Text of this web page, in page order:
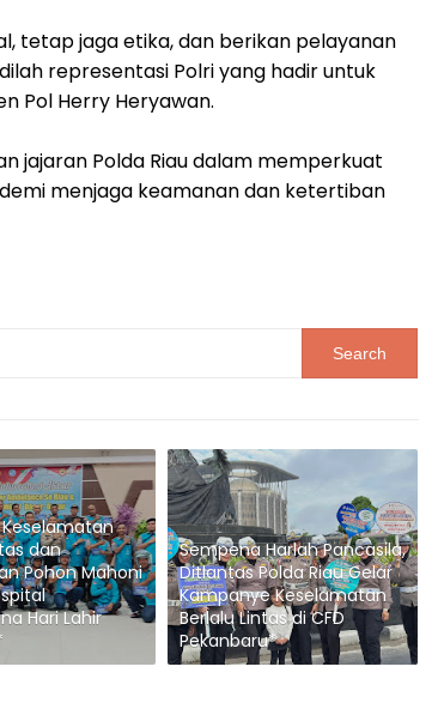
tetap jaga etika, dan berikan pelayanan
representasi Polri yang hadir untuk
Pol Herry Heryawan.
jajaran Polda Riau dalam memperkuat
menjaga keamanan dan ketertiban
Keselamatan
dan
Pohon Mahoni
Hari Lahir
Sempena Harlah Pancasila,
Ditlantas Polda Riau Gelar
Kampanye Keselamatan
Berlalu Lintas di CFD
Pekanbaru*